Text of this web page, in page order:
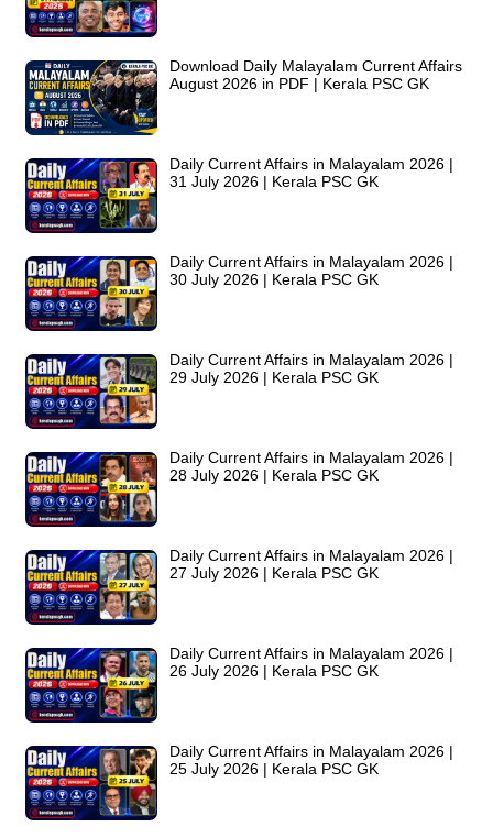
Download Daily Malayalam Current Affairs
August 2026 in PDF | Kerala PSC GK
Daily Current Affairs in Malayalam 2026 |
31 July 2026 | Kerala PSC GK
Daily Current Affairs in Malayalam 2026 |
30 July 2026 | Kerala PSC GK
Daily Current Affairs in Malayalam 2026 |
29 July 2026 | Kerala PSC GK
Daily Current Affairs in Malayalam 2026 |
28 July 2026 | Kerala PSC GK
Daily Current Affairs in Malayalam 2026 |
27 July 2026 | Kerala PSC GK
Daily Current Affairs in Malayalam 2026 |
26 July 2026 | Kerala PSC GK
Daily Current Affairs in Malayalam 2026 |
25 July 2026 | Kerala PSC GK